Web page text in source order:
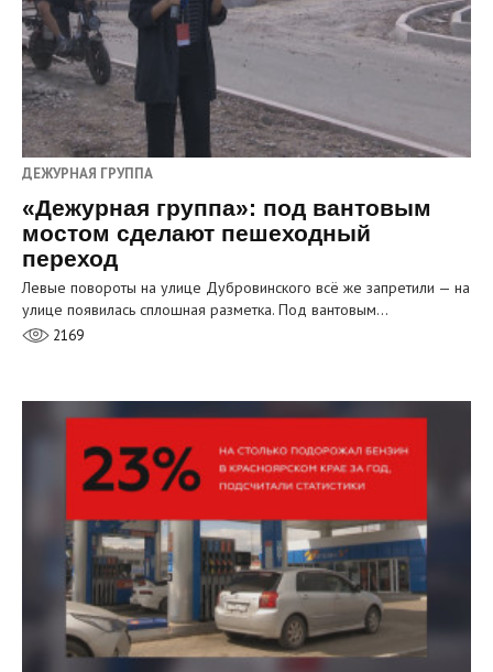
ДЕЖУРНАЯ ГРУППА
«Дежурная группа»: под вантовым
мостом сделают пешеходный
переход
Левые повороты на улице Дубровинского всё же запретили — на
улице появилась сплошная разметка. Под вантовым…
2169